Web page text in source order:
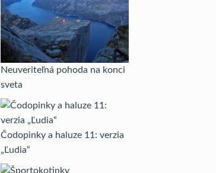
Neuveriteľná pohoda na konci
sveta
Čodopinky a haluze 11: verzia
„Ľudia“